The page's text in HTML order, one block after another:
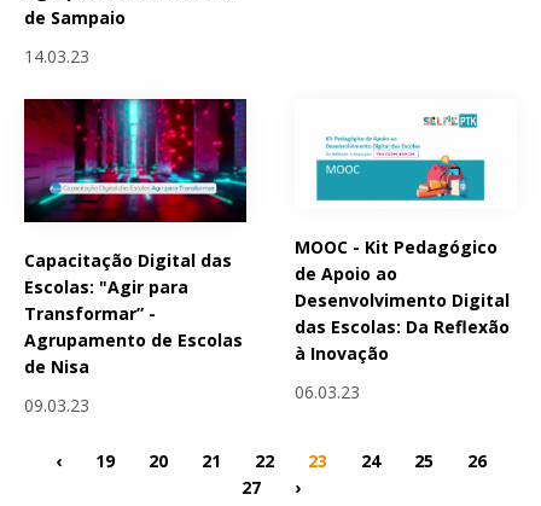
de Sampaio
14.03.23
Capacitação Digital das
Escolas: "Agir para
Transformar” -
Agrupamento de Escolas
de Nisa
09.03.23
MOOC - Kit Pedagógico
de Apoio ao
Desenvolvimento Digital
das Escolas: Da Reflexão
à Inovação
06.03.23
‹ 19 20 21 22 23 24 25
26
27
›